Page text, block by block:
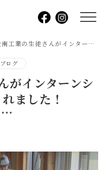
工業の生徒さんがインターンシップに来てくれました！
ログ
がインターンシ
ました！